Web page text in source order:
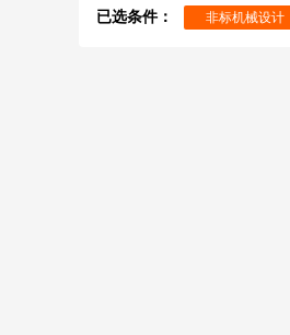
已选条件： 非标机械设计